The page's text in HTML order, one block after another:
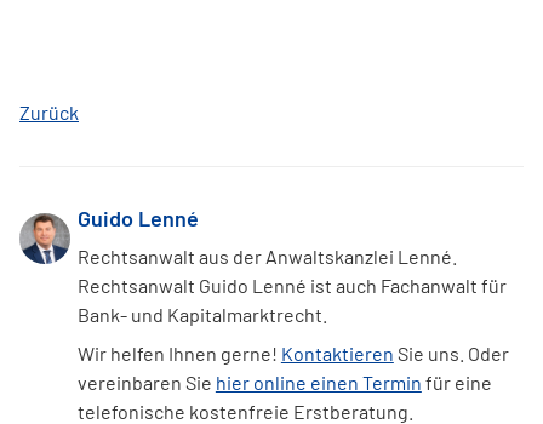
Zurück
Guido Lenné
Rechtsanwalt aus der Anwaltskanzlei Lenné.
Rechtsanwalt Guido Lenné ist auch Fachanwalt für
Bank- und Kapitalmarktrecht.
Wir helfen Ihnen gerne! Kontaktieren Sie uns. Oder
vereinbaren Sie hier online einen Termin für eine
telefonische kostenfreie Erstberatung.